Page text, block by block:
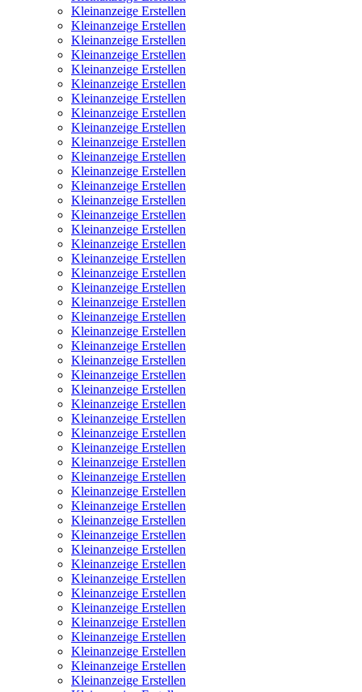
Kleinanzeige Erstellen
Kleinanzeige Erstellen
Kleinanzeige Erstellen
Kleinanzeige Erstellen
Kleinanzeige Erstellen
Kleinanzeige Erstellen
Kleinanzeige Erstellen
Kleinanzeige Erstellen
Kleinanzeige Erstellen
Kleinanzeige Erstellen
Kleinanzeige Erstellen
Kleinanzeige Erstellen
Kleinanzeige Erstellen
Kleinanzeige Erstellen
Kleinanzeige Erstellen
Kleinanzeige Erstellen
Kleinanzeige Erstellen
Kleinanzeige Erstellen
Kleinanzeige Erstellen
Kleinanzeige Erstellen
Kleinanzeige Erstellen
Kleinanzeige Erstellen
Kleinanzeige Erstellen
Kleinanzeige Erstellen
Kleinanzeige Erstellen
Kleinanzeige Erstellen
Kleinanzeige Erstellen
Kleinanzeige Erstellen
Kleinanzeige Erstellen
Kleinanzeige Erstellen
Kleinanzeige Erstellen
Kleinanzeige Erstellen
Kleinanzeige Erstellen
Kleinanzeige Erstellen
Kleinanzeige Erstellen
Kleinanzeige Erstellen
Kleinanzeige Erstellen
Kleinanzeige Erstellen
Kleinanzeige Erstellen
Kleinanzeige Erstellen
Kleinanzeige Erstellen
Kleinanzeige Erstellen
Kleinanzeige Erstellen
Kleinanzeige Erstellen
Kleinanzeige Erstellen
Kleinanzeige Erstellen
Kleinanzeige Erstellen